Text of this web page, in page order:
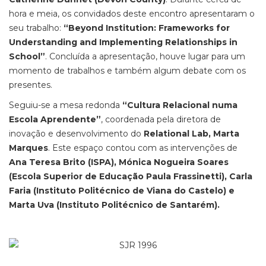
hora e meia, os convidados deste encontro apresentaram o
seu trabalho: “Beyond Institution: Frameworks for
Understanding and Implementing Relationships in
School”. Concluída a apresentação, houve lugar para um
momento de trabalhos e também algum debate com os
presentes.
Seguiu-se a mesa redonda “Cultura Relacional numa
Escola Aprendente”, coordenada pela diretora de
inovação e desenvolvimento do Relational Lab, Marta
Marques. Este espaço contou com as intervenções de
Ana Teresa Brito (ISPA), Mónica Nogueira Soares
(Escola Superior de Educação Paula Frassinetti), Carla
Faria (Instituto Politécnico de Viana do Castelo) e
Marta Uva (Instituto Politécnico de Santarém).